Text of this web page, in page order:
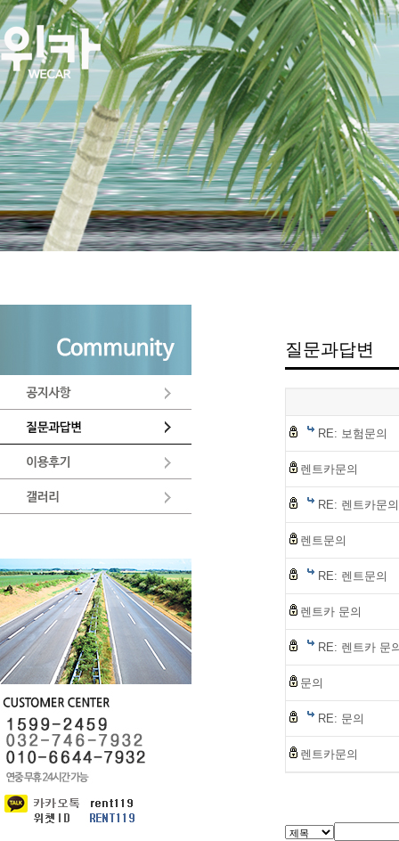
질문과답변
RE: 보험문의
렌트카문의
RE: 렌트카문의
렌트문의
RE: 렌트문의
렌트카 문의
RE: 렌트카 문
문의
RE: 문의
렌트카문의